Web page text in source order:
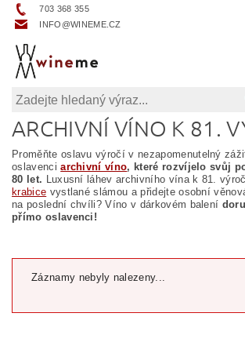
703 368 355
INFO@WINEME.CZ
ARCHIVNÍ VÍNO K 81.
Proměňte oslavu výročí v nezapomenutelný
oslavenciarchivní víno, které rozvíjelo svůj
80 let. Luxusní láhev archivního vína k 81.
krabice vystlané slámou a přidejte osobní
na poslední chvíli? Víno v dárkovém balení
přímo oslavenci!
Záznamy nebyly nalezeny...